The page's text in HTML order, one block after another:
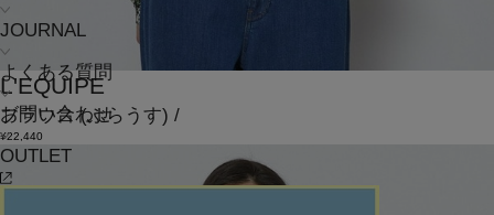
JOURNAL
よくある質問
お問い合わせ
OUTLET
L'EQUIPE
ブラウス(ぶらうす) /
¥22,440